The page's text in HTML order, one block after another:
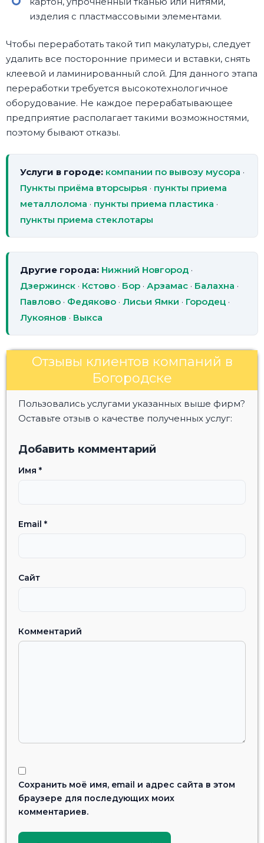
изделия с пластмассовыми элементами.
Чтобы переработать такой тип макулатуры, следует
удалить все посторонние примеси и вставки, снять
клеевой и ламинированный слой. Для данного этапа
переработки требуется высокотехнологичное
оборудование. Не каждое перерабатывающее
предприятие располагает такими возможностями,
поэтому бывают отказы.
Услуги в городе: компании по вывозу мусора ·
Пункты приёма вторсырья · пункты приема
металлолома · пункты приема пластика ·
пункты приема стеклотары
Другие города: Нижний Новгород ·
Дзержинск · Кстово · Бор · Арзамас · Балахна ·
Павлово · Федяково · Лисьи Ямки · Городец ·
Лукоянов · Выкса
Отзывы клиентов компаний в
Богородске
Пользовались услугами указанных выше фирм?
Оставьте отзыв о качестве полученных услуг:
Добавить комментарий
Имя *
Email *
Сайт
Комментарий
Сохранить моё имя, email и адрес сайта в этом
браузере для последующих моих
комментариев.